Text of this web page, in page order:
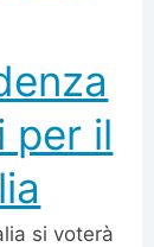
per il
si voterà